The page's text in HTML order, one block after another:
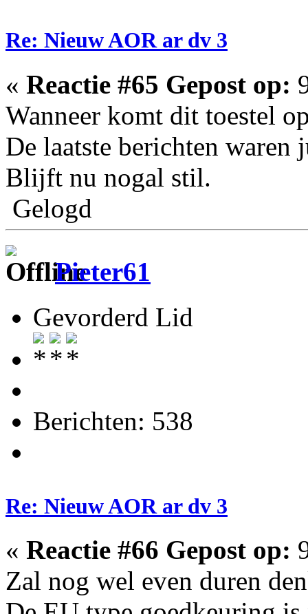
Re: Nieuw AOR ar dv 3
« Reactie #65 Gepost op:
Wanneer komt dit toestel
De laatste berichten
Blijft nu nogal stil.
Gelogd
Pieter61
Gevorderd Lid
Berichten: 538
Re: Nieuw AOR ar dv 3
« Reactie #66 Gepost op:
Zal nog wel even duren